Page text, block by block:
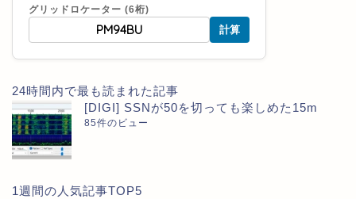
グリッドロケーター (6桁)
計算
24時間内で最も読まれた記事
[DIGI] SSNが50を切っても楽しめた15m
85件のビュー
1週間の人気記事TOP5